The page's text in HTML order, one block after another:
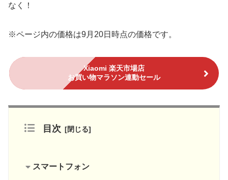
なく！
※ページ内の価格は9月20日時点の価格です。
Xiaomi 楽天市場店
お買い物マラソン連動セール
目次
スマートフォン